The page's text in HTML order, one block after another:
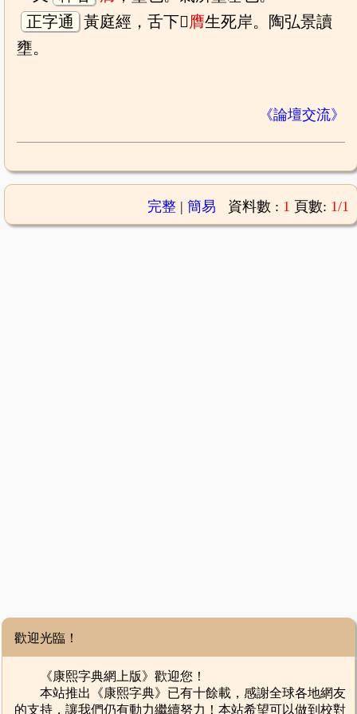
正字通
黃庭經，舌下𤣥膺生死岸。陶弘景讀
壅。
《論壇交流》
完整| 簡易 資料數 : 1 頁數: 1/1
歡迎光臨！
《康熙字典網上版》歡迎您！
本站推出《康熙字典》已有十餘載，感謝全球各地網友
的支持，讓我們仍有動力繼續努力！本站希望可以做到校對